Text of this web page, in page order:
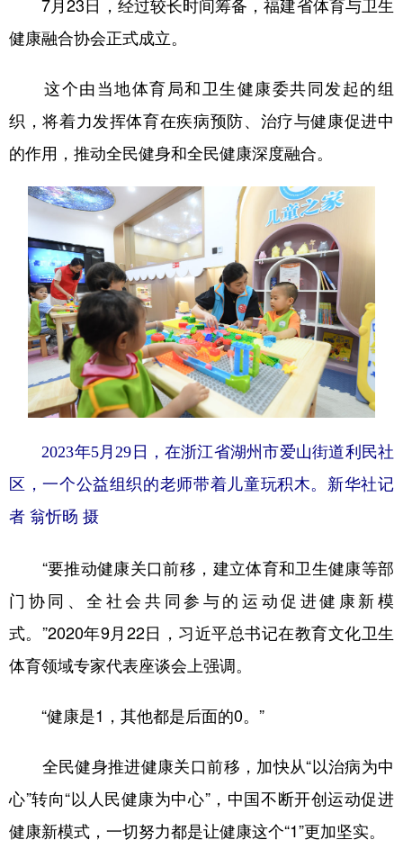
健康融合协会正式成立。
这个由当地体育局和卫生健康委共同发起的组
织，将着力发挥体育在疾病预防、治疗与健康促进中
的作用，推动全民健身和全民健康深度融合。
2023年5月29日，在浙江省湖州市爱山街道利民社
区，一个公益组织的老师带着儿童玩积木。 新华社记
者 翁忻旸 摄
“要推动健康关口前移，建立体育和卫生健康等部
门协同、全社会共同参与的运动促进健康新模
式。”2020年9月22日，习近平总书记在教育文化卫生
体育领域专家代表座谈会上强调。
“健康是1，其他都是后面的0。”
全民健身推进健康关口前移，加快从“以治病为中
心”转向“以人民健康为中心”，中国不断开创运动促进
健康新模式，一切努力都是让健康这个“1”更加坚实。